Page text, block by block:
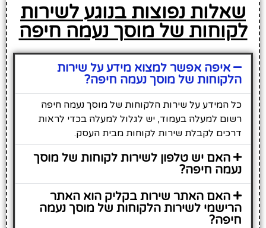
שאלות נפוצות בנוגע לשירות
לקוחות של מוסך נעמה חיפה
איפה אפשר למצוא מידע על שירות
הלקוחות של מוסך נעמה חיפה?
כל המידע על שירות הלקוחות של מוסך נעמה חיפה
רשום למעלה בעמוד, יש לגלול למעלה בכדי לראות
דרכים לקבלת שירות לקוחות מבית העסק.
האם יש טלפון לשירות לקוחות של מוסך
נעמה חיפה?
האם האתר שירות בקליק הוא האתר
הרישמי לשירות הלקוחות של מוסך נעמה
חיפה?